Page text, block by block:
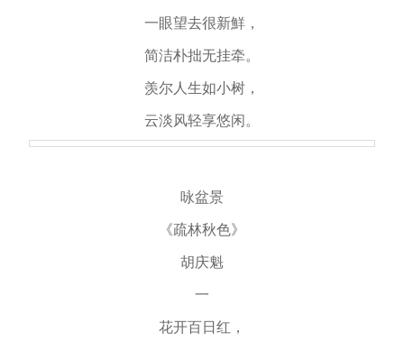
一眼望去很新鮮，
简洁朴拙无挂牵。
羡尔人生如小树，
云淡风轻享悠闲。
咏盆景
《疏林秋色》
胡庆魁
一
花开百日红，